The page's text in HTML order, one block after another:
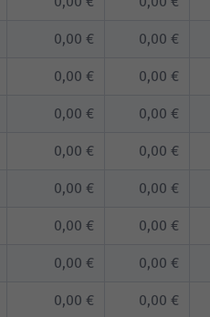
0,00 € 0,00 €
0,00 € 0,00 €
0,00 € 0,00 €
0,00 € 0,00 €
0,00 € 0,00 €
0,00 € 0,00 €
0,00 € 0,00 €
0,00 € 0,00 €